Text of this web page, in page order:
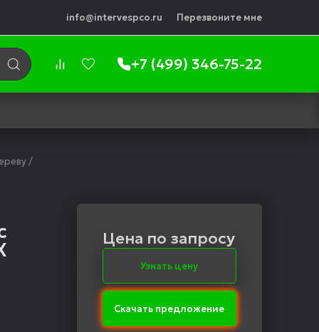
info@intervespco.ru Перезвоните мне
+7 (499) 346-75-22
/
Цена по запросу
Узнать цену
Скачать предложение